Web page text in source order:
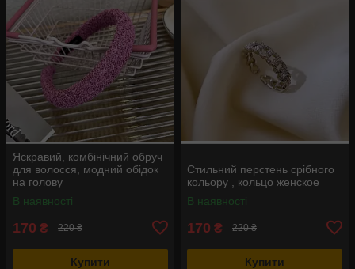
Яскравий, комбінічний обруч
для волосся, модний обідок
на голову
В наявності
170 ₴ 220 ₴
Купити
Стильний перстень срібного
кольору , кольцо женское
В наявності
170 ₴ 220 ₴
Купити